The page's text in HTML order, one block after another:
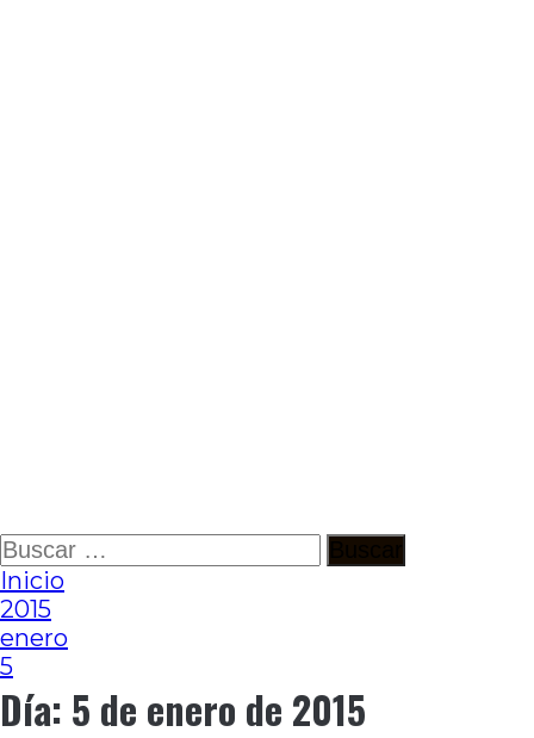
Ir
al
contenido
Buscar:
Inicio
2015
enero
5
Día: 5 de enero de 2015